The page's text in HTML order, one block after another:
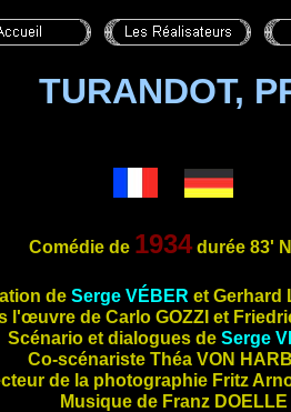
TURANDOT,
Comédie de 1934durée 83'
de Serge VÉBER et Gerhard
l'œuvre de Carlo GOZZI et
Scénario et dialogues de Serge
Co-scénariste ThéaVON
de la photographie Fritz
Musique de Franz DOELLE